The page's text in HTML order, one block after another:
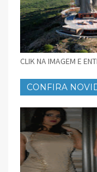
CLIK NA IMAGEM E
CONFIRA